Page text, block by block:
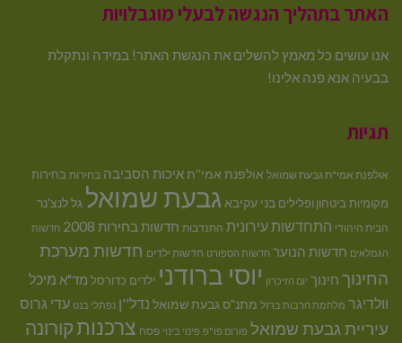
האתר בתהליך הנגשה לבעלי מוגבלויות
אנו עושים כל מאמץ להשלים את הנגשת האתר! במידה ונתקלת
בבעיה אנא פנה אלינו!
תגיות
אולפנת אמי"ת גבעת שמואל אולפנת אמי''תאיכות הסביבה בחירות בחירות
מקומיות ביטחון ופלילים בני עקיבא גבעת שמואל גל לנצ'נר
הבית היהודי התחדשות עירונית התנדבות חדשות בחירות 2008 חדשות
הגמלאים חדשות הנוער חדשות הספורט חדשות ילדים חדשות מערכת
החינוך חינוך יום הזיכרון יוסי ברודני ילדים כדורסל מד"א מיכל
וולדיגר מלחמת חרבות ברזל מתנ"ס גבעת שמואל נדל''ן נפתלי בנט עדי גרוס
עיריית גבעת שמואל פורום פו"פ פינוי בינוי פסח צרכנותקורונה